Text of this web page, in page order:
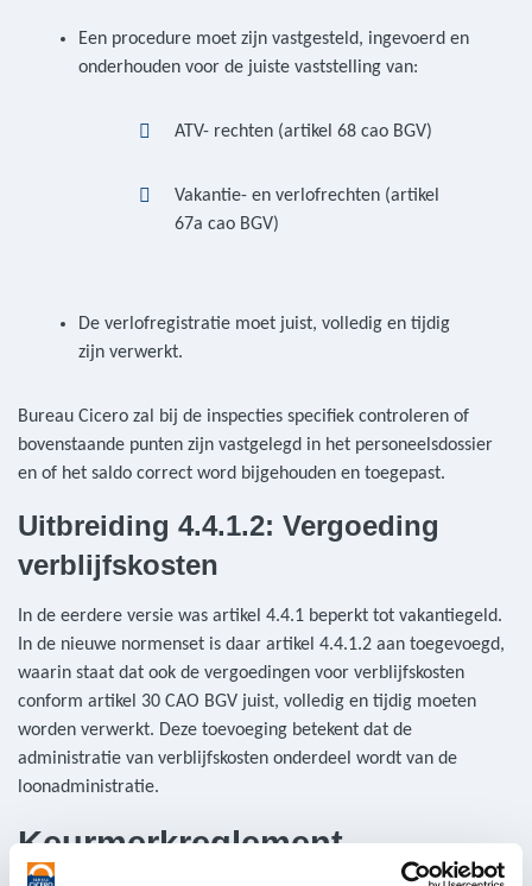
Een procedure moet zijn vastgesteld, ingevoerd en
onderhouden voor de juiste vaststelling van:
ATV- rechten (artikel 68 cao BGV)
Vakantie- en verlofrechten (artikel
67a cao BGV)
De verlofregistratie moet juist, volledig en tijdig
zijn verwerkt.
Bureau Cicero zal bij de inspecties specifiek controleren of
bovenstaande punten zijn vastgelegd in het personeelsdossier
en of het saldo correct word bijgehouden en toegepast.
Uitbreiding 4.4.1.2: Vergoeding
verblijfskosten
In de eerdere versie was artikel 4.4.1 beperkt tot vakantiegeld.
In de nieuwe normenset is daar artikel 4.4.1.2 aan toegevoegd,
waarin staat dat ook de vergoedingen voor verblijfskosten
conform artikel 30 CAO BGV juist, volledig en tijdig moeten
worden verwerkt. Deze toevoeging betekent dat de
administratie van verblijfskosten onderdeel wordt van de
loonadministratie.
Keurmerkreglement